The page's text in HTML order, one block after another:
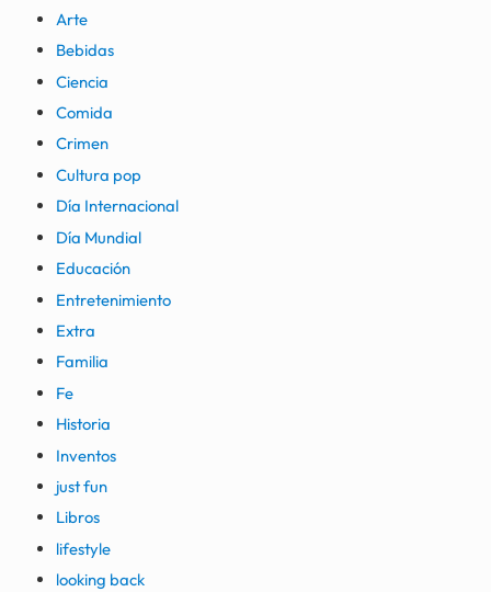
Arte
Bebidas
Ciencia
Comida
Crimen
Cultura pop
Día Internacional
Día Mundial
Educación
Entretenimiento
Extra
Familia
Fe
Historia
Inventos
just fun
Libros
lifestyle
looking back